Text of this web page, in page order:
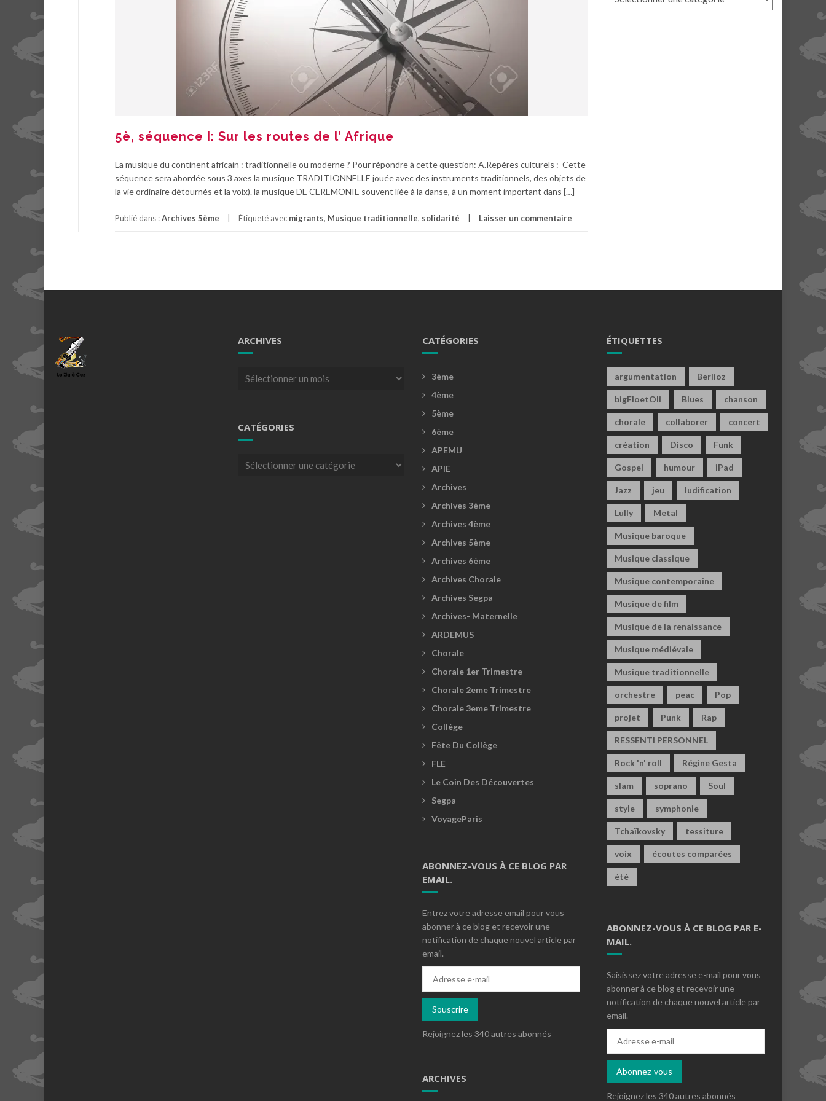
5è, séquence I: Sur les routes de l’ Afrique
La musique du continent africain : traditionnelle ou moderne ? Pour répondre à cette question: A.Repères culturels : Cette
séquence sera abordée sous 3 axes la musique TRADITIONNELLE jouée avec des instruments traditionnels, des objets de
la vie ordinaire détournés et la voix). la musique DE CEREMONIE souvent liée à la danse, à un moment important dans […]
Publié dans :Archives 5ème Étiqueté avec migrants, Musique traditionnelle, solidarité Laisser un commentaire
ARCHIVES
Archives
CATÉGORIES
Catégories
CATÉGORIES
3ème
4ème
5ème
6ème
APEMU
APIE
Archives
Archives 3ème
Archives 4ème
Archives 5ème
Archives 6ème
Archives Chorale
Archives Segpa
Archives- Maternelle
ARDEMUS
Chorale
Chorale 1er Trimestre
Chorale 2eme Trimestre
Chorale 3eme Trimestre
Collège
Fête Du Collège
FLE
Le Coin Des Découvertes
Segpa
VoyageParis
ABONNEZ-VOUS À CE BLOG PAR
EMAIL.
Entrez votre adresse email pour vous
abonner à ce blog et recevoir une
notification de chaque nouvel article par
email.
mail
Souscrire
Rejoignez les 340 autres abonnés
ARCHIVES
ÉTIQUETTES
argumentation Berlioz
bigFloetOli Blues chanson
chorale collaborer concert
création Disco Funk
Gospel humour iPad
Jazz jeu ludification
Lully Metal
Musique baroque
Musique classique
Musique contemporaine
Musique de film
Musique de la renaissance
Musique médiévale
Musique traditionnelle
orchestre peac Pop
projet Punk Rap
RESSENTI PERSONNEL
Rock 'n' roll Régine Gesta
slam soprano Soul
style symphonie
Tchaïkovsky tessiture
voix écoutes comparées
été
ABONNEZ-VOUS À CE BLOG PAR E-
MAIL.
Saisissez votre adresse e-mail pour vous
abonner à ce blog et recevoir une
notification de chaque nouvel article par
email.
mail
Abonnez-vous
Rejoignez les 340 autres abonnés